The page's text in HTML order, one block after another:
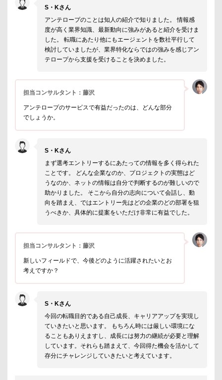
S・Kさん
アンテロープのことは知人の紹介で知りました。 情報感
度が高く業界知識、最新動向に強みがあると紹介を受けま
した。 転職にあたり他にもエージェントを数社平行して
検討していましたが、業界特化ならではの強みを感じアン
テロープから支援を受けることを決めました。
担当コンサルタント：藤沢
アンテロープのサービスで有益だったのは、どんな部分
でしょうか。
S・Kさん
まず選考エントリーするにあたっての情報を多く得られた
ことです。 どんな企業なのか、プロジェクトの実態はど
うなのか、ネットの情報は自分で判断するのが難しいので
助かりました。 そこから自分の志向について会話し、動
向を踏まえ、ではエントリー先はどの企業のどの部署を狙
うべきか、具体的に提案をいただけ非常に有益でした。
担当コンサルタント：藤沢
新しいフィールドで、今後どのように活躍されたいとお
考えですか？
S・Kさん
今回の転職目的である自己成長、キャリアアップを実現し
ていきたいと思います。 もちろん時には厳しい環境にな
ることもありえますし、成長には努力の継続が必要と理解
しています。それらも踏まえて、今回得た機会を活かして
存分にチャレンジしていきたいと考えています。